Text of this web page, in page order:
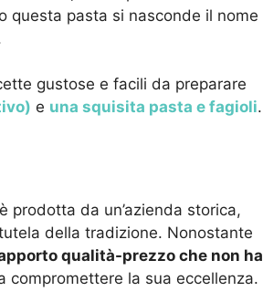
questa pasta si nasconde il nome
gustose e facili da preparare
e una squisita pasta e fagioli.
prodotta da un’azienda storica,
della tradizione. Nonostante
qualità-prezzo che non ha
la sua eccellenza.